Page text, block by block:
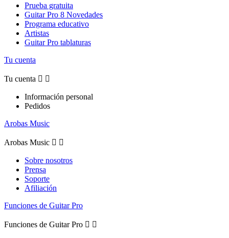
Prueba gratuita
Guitar Pro 8 Novedades
Programa educativo
Artistas
Guitar Pro tablaturas
Tu cuenta
Tu cuenta  
Información personal
Pedidos
Arobas Music
Arobas Music  
Sobre nosotros
Prensa
Soporte
Afiliación
Funciones de Guitar Pro
Funciones de Guitar Pro  